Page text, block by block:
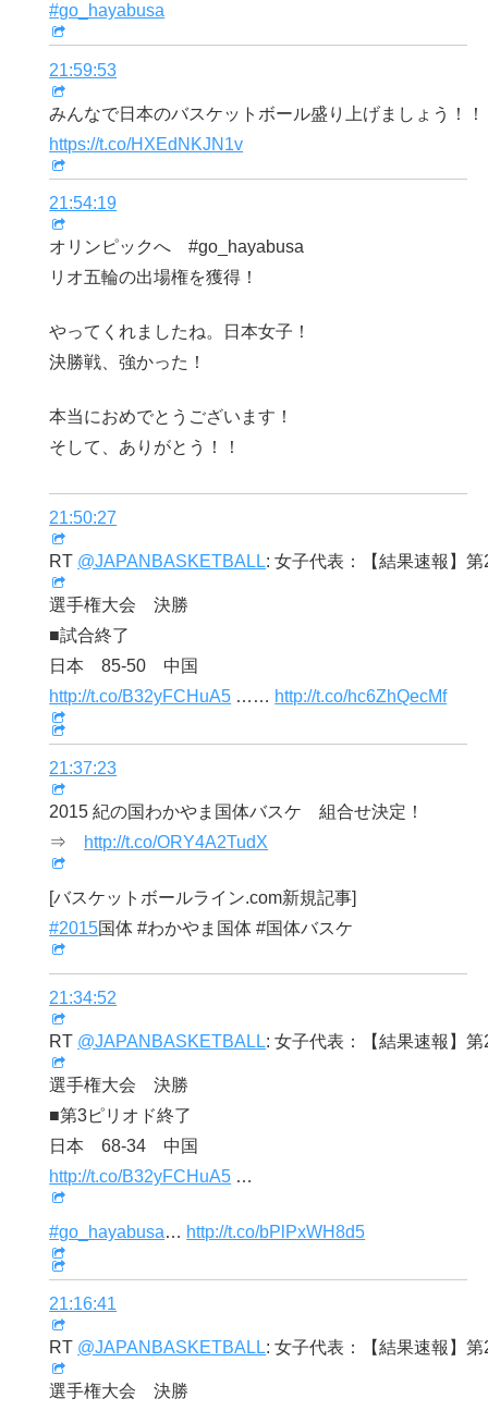
#go_hayabusa
21:59:53
みんなで日本のバスケットボール盛り上げましょう！！
https://t.co/HXEdNKJN1v
21:54:19
オリンピックへ #go_hayabusa
リオ五輪の出場権を獲得！
やってくれましたね。日本女子！
決勝戦、強かった！
本当におめでとうございます！
そして、ありがとう！！
21:50:27
RT @JAPANBASKETBALL: 女子代表：【結果速報】
選手権大会 決勝
■試合終了
日本 85-50 中国
http://t.co/B32yFCHuA5 …… http://t.co/hc6ZhQecMf
21:37:23
2015 紀の国わかやま国体バスケ 組合せ決定！
⇒
http://t.co/ORY4A2TudX
[バスケットボールライン.com新規記事]
#2015国体 #わかやま国体 #国体バスケ
21:34:52
RT @JAPANBASKETBALL: 女子代表：【結果速報】
選手権大会 決勝
■第3ピリオド終了
日本 68-34 中国
http://t.co/B32yFCHuA5 …
#go_hayabusa… http://t.co/bPlPxWH8d5
21:16:41
RT @JAPANBASKETBALL: 女子代表：【結果速報】
選手権大会 決勝